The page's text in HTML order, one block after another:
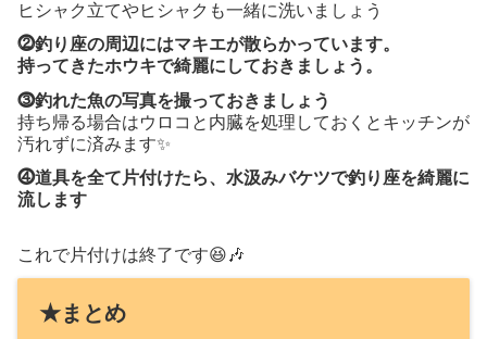
ヒシャク立てやヒシャクも一緒に洗いましょう
⓶釣り座の周辺にはマキエが散らかっています。
持ってきたホウキで綺麗にしておきましょう。
⓷釣れた魚の写真を撮っておきましょう
持ち帰る場合はウロコと内臓を処理しておくとキッチンが
汚れずに済みます✨
⓸道具を全て片付けたら、水汲みバケツで釣り座を綺麗に
流します
これで片付けは終了です😆🎶
★まとめ